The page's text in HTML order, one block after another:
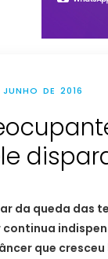
JUNHO DE 2016
da queda das
continua
que cresceu